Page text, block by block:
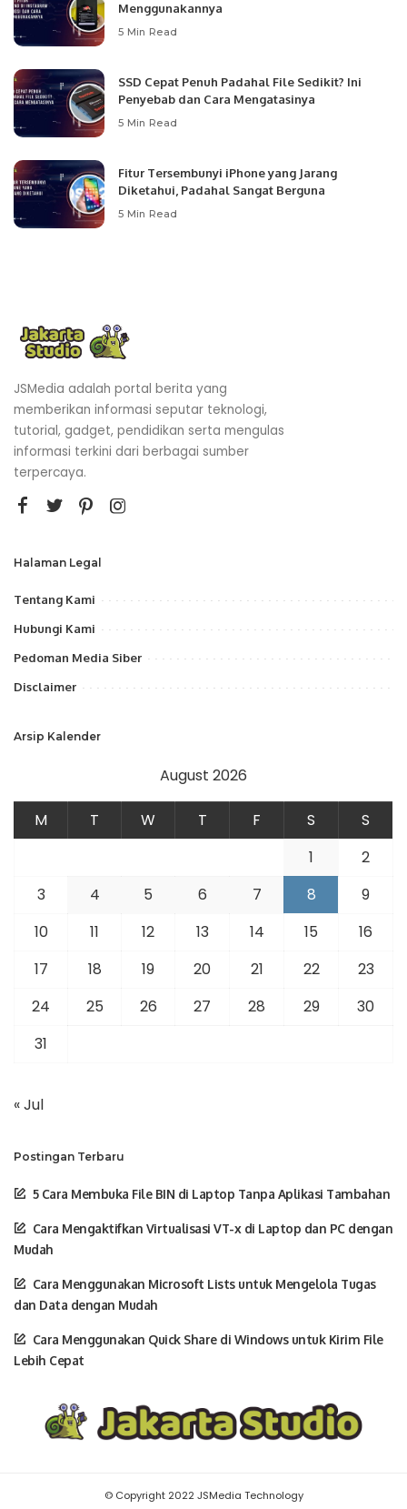
Menggunakannya
5 Min Read
SSD Cepat Penuh Padahal File Sedikit? Ini
Penyebab dan Cara Mengatasinya
5 Min Read
Fitur Tersembunyi iPhone yang Jarang
Diketahui, Padahal Sangat Berguna
5 Min Read
JSMedia adalah portal berita yang
memberikan informasi seputar teknologi,
tutorial, gadget, pendidikan serta mengulas
informasi terkini dari berbagai sumber
terpercaya.
Halaman Legal
Tentang Kami
Hubungi Kami
Pedoman Media Siber
Disclaimer
Arsip Kalender
August 2026
M T W T F S
S
1
2
3
4 5 6 7 8
9
10
11 12 13 14 15
16
17
18 19 20 21 22
23
24
25 26 27 28 29
30
31
« Jul
Postingan Terbaru
5 Cara Membuka File BIN di Laptop Tanpa Aplikasi Tambahan
Cara Mengaktifkan Virtualisasi VT-x di Laptop dan PC dengan
Mudah
Cara Menggunakan Microsoft Lists untuk Mengelola Tugas
dan Data dengan Mudah
Cara Menggunakan Quick Share di Windows untuk Kirim File
Lebih Cepat
© Copyright 2022 JSMedia Technology